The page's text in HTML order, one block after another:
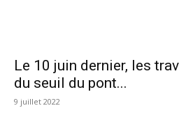
Le 10 juin dernier, les
du seuil du pont...
9 juillet 2022